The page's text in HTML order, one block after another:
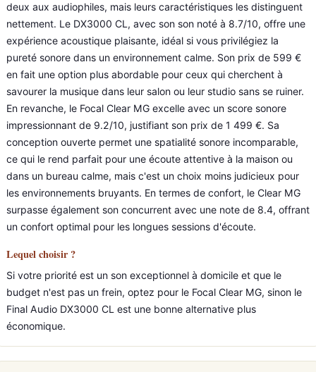
deux aux audiophiles, mais leurs caractéristiques les distinguent
nettement. Le DX3000 CL, avec son son noté à 8.7/10, offre une
expérience acoustique plaisante, idéal si vous privilégiez la
pureté sonore dans un environnement calme. Son prix de 599 €
en fait une option plus abordable pour ceux qui cherchent à
savourer la musique dans leur salon ou leur studio sans se ruiner.
En revanche, le Focal Clear MG excelle avec un score sonore
impressionnant de 9.2/10, justifiant son prix de 1 499 €. Sa
conception ouverte permet une spatialité sonore incomparable,
ce qui le rend parfait pour une écoute attentive à la maison ou
dans un bureau calme, mais c'est un choix moins judicieux pour
les environnements bruyants. En termes de confort, le Clear MG
surpasse également son concurrent avec une note de 8.4, offrant
un confort optimal pour les longues sessions d'écoute.
Lequel choisir ?
Si votre priorité est un son exceptionnel à domicile et que le
budget n'est pas un frein, optez pour le Focal Clear MG, sinon le
Final Audio DX3000 CL est une bonne alternative plus
économique.